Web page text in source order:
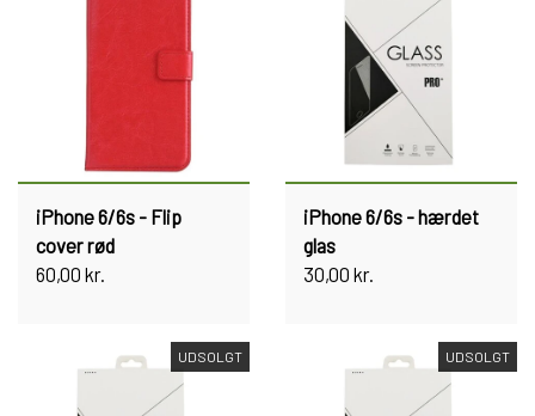
iPhone 6/6s - Flip
cover rød
60,00 kr.
iPhone 6/6s - hærdet
glas
30,00 kr.
UDSOLGT UDSOLGT